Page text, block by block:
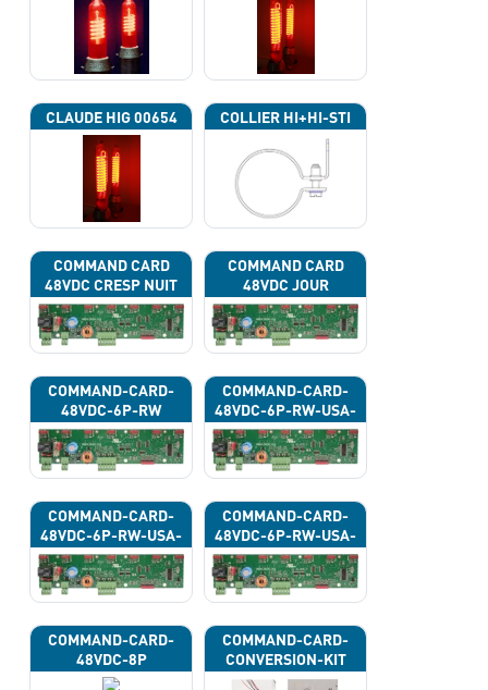
CLAUDE HIG 00654 COLLIER HI+HI-STI
COMMAND CARD
48VDC CRESP NUIT
COMMAND CARD
48VDC JOUR
COMMAND-CARD-
48VDC-6P-RW
COMMAND-CARD-
48VDC-6P-RW-USA-
43G
COMMAND-CARD-
48VDC-6P-RW-USA-
43H
COMMAND-CARD-
48VDC-6P-RW-USA-
43J
COMMAND-CARD-
48VDC-8P
COMMAND-CARD-
CONVERSION-KIT